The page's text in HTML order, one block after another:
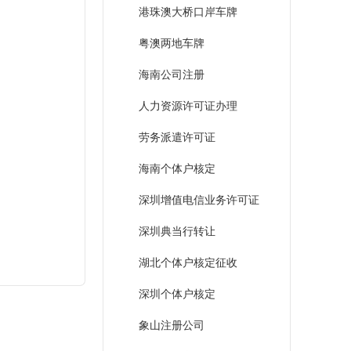
港珠澳大桥口岸车牌
粤澳两地车牌
海南公司注册
人力资源许可证办理
劳务派遣许可证
海南个体户核定
深圳增值电信业务许可证
深圳典当行转让
湖北个体户核定征收
深圳个体户核定
象山注册公司